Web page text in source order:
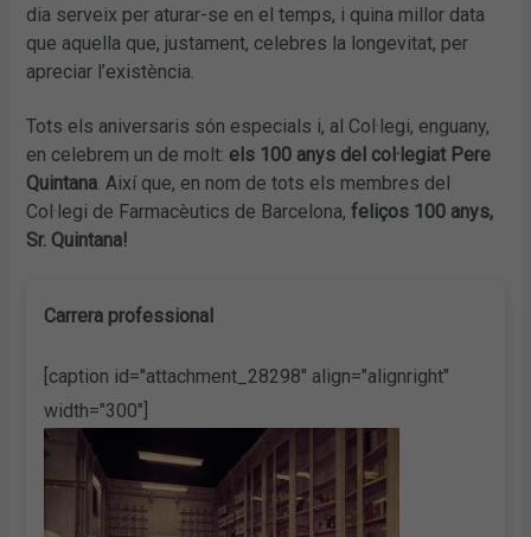
dia serveix per aturar-se en el temps, i quina millor data
que aquella que, justament, celebres la longevitat, per
apreciar l’existència.
Tots els aniversaris són especials i, al Col·legi, enguany,
en celebrem un de molt: els 100 anys del col·legiat Pere
Quintana . Així que, en nom de tots els membres del
Col·legi de Farmacèutics de Barcelona,feliços 100 anys,
Sr. Quintana!
Carrera professional
[caption id="attachment_28298" align="alignright"
width="300"]